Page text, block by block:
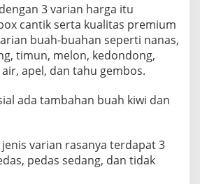
3 varian harga itu
cantik serta kualitas premium
buah-buahan seperti nanas,
timun, melon, kedondong,
apel, dan tahu gembos.
ada tambahan buah kiwi dan
varian rasanya terdapat 3
pedas sedang, dan tidak